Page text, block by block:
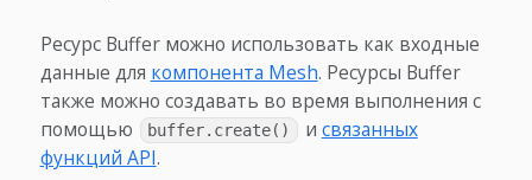
Ресурс Buffer можно использовать как входные
данные для компонента Mesh. Ресурсы Buffer
также можно создавать во время выполнения с
помощью
buffer.create() и связанных
функций API.